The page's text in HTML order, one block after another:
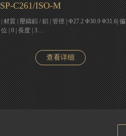
SP-C261/ISO-M
| 材質 | 壓鑄鋁 / 鋁 | 管徑 | Φ27.2 Φ30.9 Φ31.6| 偏
位 | 0 | 長度 | 3…
查看详细